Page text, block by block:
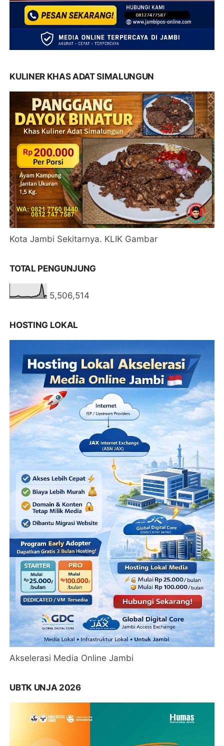
KULINER KHAS ADAT SIMALUNGUN
Kota Jambi Sekitarnya. KLIK Gambar
TOTAL PENGUNJUNG
5,506,514
HOSTING LOKAL
Akselerasi Media Online Jambi
UBTK UNJA 2026